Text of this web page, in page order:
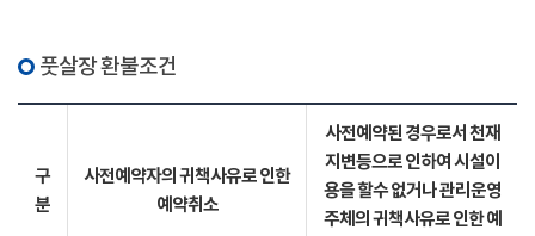
풋살장 환불조건
구
분
사전예약자의 귀책사유로 인한
예약취소
사전예약된 경우로서 천재
지변등으로 인하여 시설이
용을 할수 없거나 관리운영
주체의 귀책사유로 인한 예